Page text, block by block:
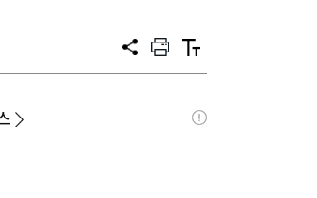
공
프
트
텍
트